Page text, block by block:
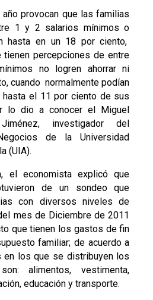
provocan que las familias
1 y 2 salarios mínimos o
hasta en un 18 por ciento,
percepciones de entre
no logren ahorrar ni
cuando normalmente podían
el 11 por ciento de sus
lo dio a conocer el Miguel
investigador del
de la Universidad
(UIA).
el economista explicó que
de un sondeo que
con diversos niveles de
mes de Diciembre de 2011
que tienen los gastos de fin
familiar; de acuerdo a
en los que se distribuyen los
alimentos, vestimenta,
educación y transporte.